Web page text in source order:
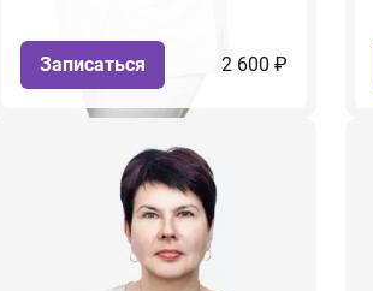
Записаться 2 600 ₽